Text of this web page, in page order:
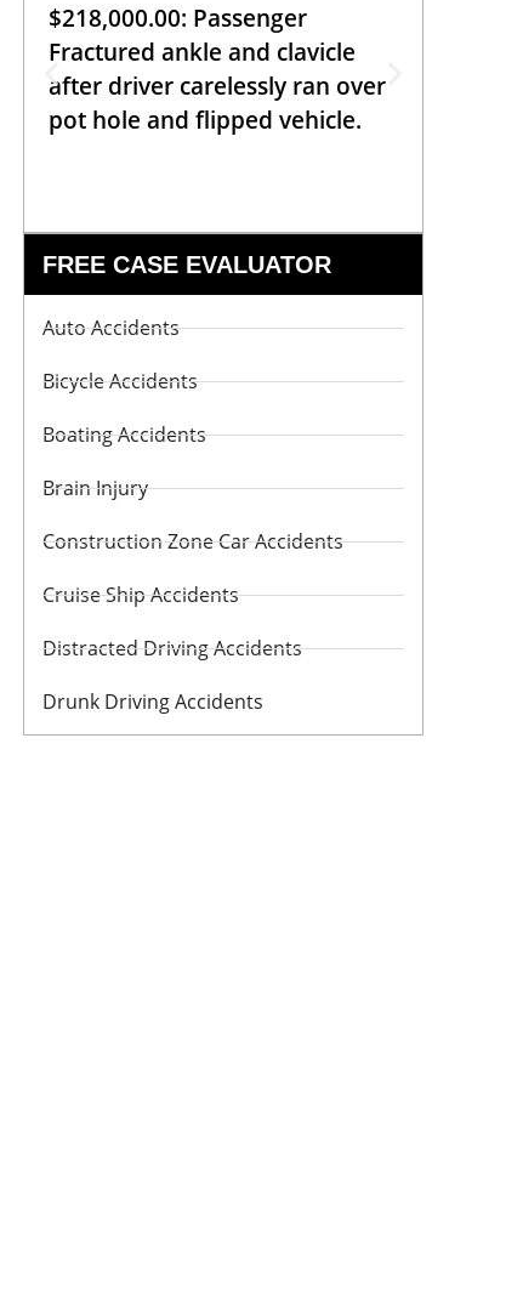
$218,000.00: Passenger
Fractured ankle and clavicle
after driver carelessly ran over
pot hole and flipped vehicle.
FREE CASE EVALUATOR
Auto Accidents
Bicycle Accidents
Boating Accidents
Brain Injury
Construction Zone Car Accidents
Cruise Ship Accidents
Distracted Driving Accidents
Drunk Driving Accidents